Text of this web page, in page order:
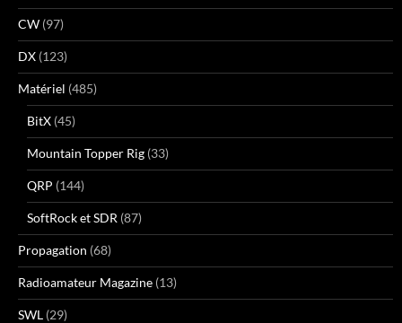
CW (97)
DX (123)
Matériel (485)
BitX (45)
Mountain Topper Rig (33)
QRP (144)
SoftRock et SDR (87)
Propagation (68)
Radioamateur Magazine (13)
SWL (29)